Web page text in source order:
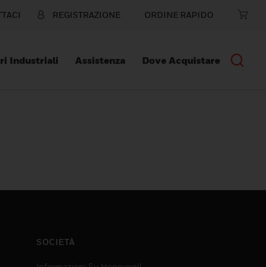
REGISTRAZIONE ORDINE RAPIDO
Industriali Assistenza Dove Acquistare
SOCIETÀ